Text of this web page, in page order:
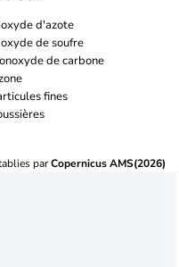
d'azote
de soufre
de carbone
fines
parCopernicus AMS(2026)